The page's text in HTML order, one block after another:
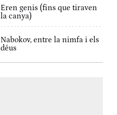
Eren genis (fins que tiraven
la canya)
Nabokov, entre la nimfa i els
déus